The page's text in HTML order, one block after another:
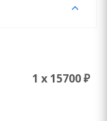
1 x 15700 ₽